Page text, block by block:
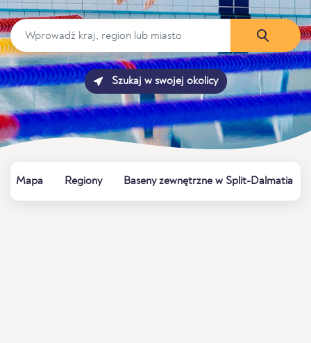
Szukaj w swojej okolicy
Mapa Regiony Baseny zewnętrzne w Split-Dalmatia